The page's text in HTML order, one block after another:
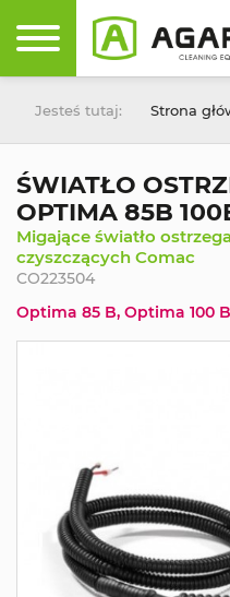
Jesteś tutaj: Strona
ŚWIATŁO
OPTIMA 85B
Migające światło
czyszczących Comac
CO223504
Optima 85 B, Optima 100